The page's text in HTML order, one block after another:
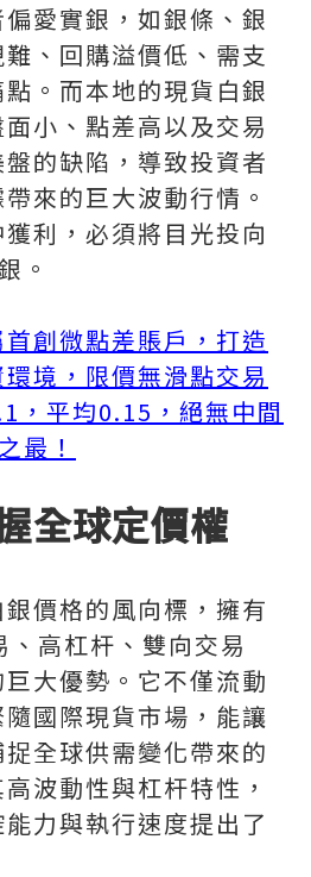
愛實銀，如銀條、銀
、回購溢價低、需支
。而本地的現貨白銀
小、點差高以及交易
的缺陷，導致投資者
來的巨大波動行情。
利，必須將目光投向
。
創微點差賬戶，打造
境，限價無滑點交易
，平均0.15，絕無中間
最！
全球定價權
價格的風向標，擁有
高杠杆、雙向交易
巨大優勢。它不僅流動
國際現貨市場，能讓
全球供需變化帶來的
波動性與杠杆特性，
力與執行速度提出了